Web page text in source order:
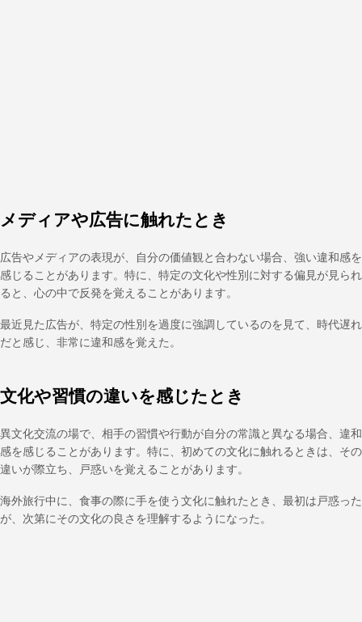
メディアや広告に触れたとき
広告やメディアの表現が、自分の価値観と合わない場合、強い違和感を
感じることがあります。特に、特定の文化や性別に対する偏見が見られ
ると、心の中で反発を覚えることがあります。
最近見た広告が、特定の性別を過度に強調しているのを見て、時代遅れ
だと感じ、非常に違和感を覚えた。
文化や習慣の違いを感じたとき
異文化交流の場で、相手の習慣や行動が自分の常識と異なる場合、違和
感を感じることがあります。特に、初めての文化に触れるときは、その
違いが際立ち、戸惑いを覚えることがあります。
海外旅行中に、食事の際に手を使う文化に触れたとき、最初は戸惑った
が、次第にその文化の良さを理解するようになった。